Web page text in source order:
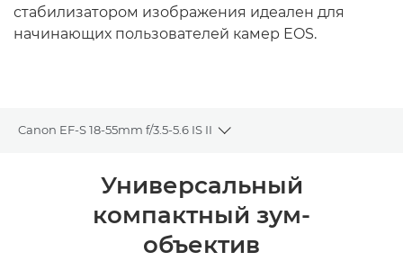
стабилизатором изображения идеален для
начинающих пользователей камер EOS.
Canon EF-S 18-55mm f/3.5-5.6 IS II
Toggle breadcrumbs
Общая информация
Технические характеристики
Универсальный
компактный зум-
объектив